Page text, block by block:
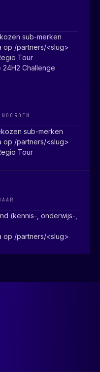
sub-merken
op /partners/<slug>
Tour
24H2 Challenge
sub-merken
op /partners/<slug>
Tour
(kennis-, onderwijs-,
op /partners/<slug>